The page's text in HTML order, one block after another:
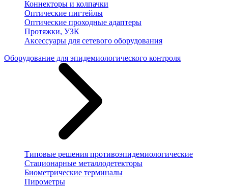
Коннекторы и колпачки
Оптические пигтейлы
Оптические проходные адаптеры
Протяжки, УЗК
Аксессуары для сетевого оборудования
Оборудование для эпидемиологического контроля
Типовые решения противоэпидемиологические
Стационарные металлодетекторы
Биометрические терминалы
Пирометры